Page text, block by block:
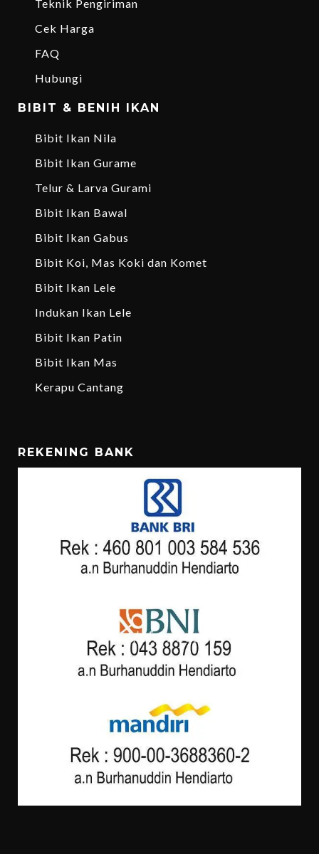
Teknik Pengiriman
Cek Harga
FAQ
Hubungi
BIBIT & BENIH IKAN
Bibit Ikan Nila
Bibit Ikan Gurame
Telur & Larva Gurami
Bibit Ikan Bawal
Bibit Ikan Gabus
Bibit Koi, Mas Koki dan Komet
Bibit Ikan Lele
Indukan Ikan Lele
Bibit Ikan Patin
Bibit Ikan Mas
Kerapu Cantang
REKENING BANK